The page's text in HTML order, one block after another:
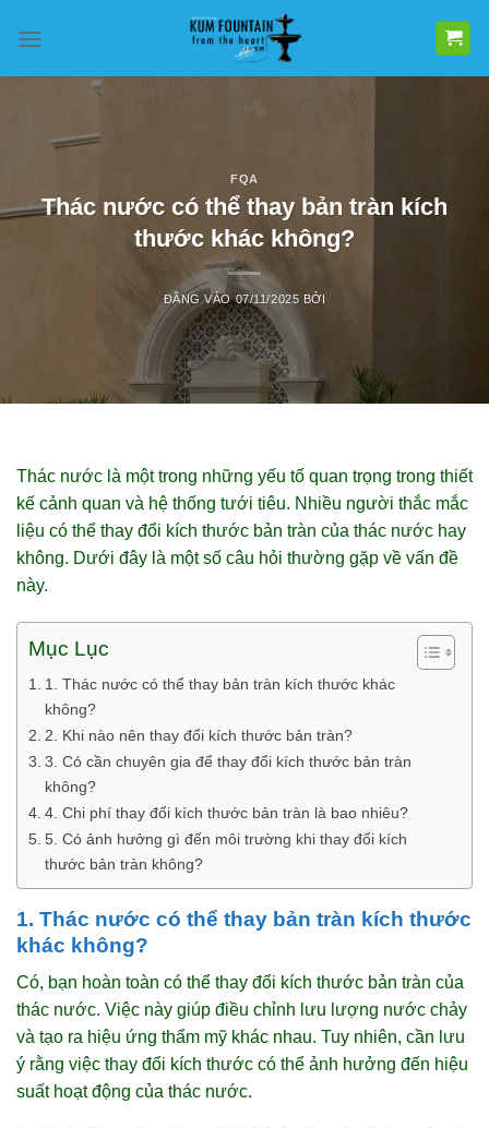
qua
FQA
Thác nước có thể thay bản tràn kích
thước khác không?
ĐĂNG VÀO07/11/2025 BỞI
Thác nước là một trong những yếu tố quan trọng trong thiết
kế cảnh quan và hệ thống tưới tiêu. Nhiều người thắc mắc
liệu có thể thay đổi kích thước bản tràn của thác nước hay
không. Dưới đây là một số câu hỏi thường gặp về vấn đề
này.
Mục Lục
1. Thác nước có thể thay bản tràn kích thước khác
không?
2. Khi nào nên thay đổi kích thước bản tràn?
3. Có cần chuyên gia để thay đổi kích thước bản tràn
không?
4. Chi phí thay đổi kích thước bản tràn là bao nhiêu?
5. Có ảnh hưởng gì đến môi trường khi thay đổi kích
thước bản tràn không?
1. Thác nước có thể thay bản tràn kích thước
khác không?
Có, bạn hoàn toàn có thể thay đổi kích thước bản tràn của
thác nước. Việc này giúp điều chỉnh lưu lượng nước chảy
và tạo ra hiệu ứng thẩm mỹ khác nhau. Tuy nhiên, cần lưu
ý rằng việc thay đổi kích thước có thể ảnh hưởng đến hiệu
suất hoạt động của thác nước.